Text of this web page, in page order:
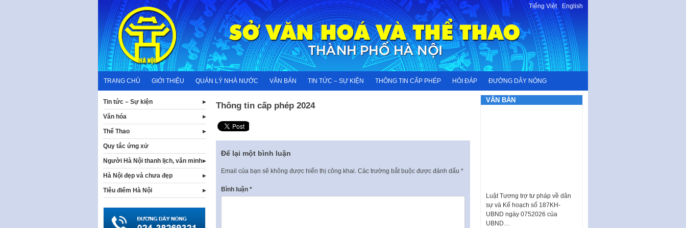
content
Tiếng Việt-English
TRANG CHỦ GIỚI THIỆU QUẢN LÝ NHÀ NƯỚC VĂN BẢN TIN TỨC – SỰ KIỆN THÔNG TIN CẤP PHÉP HỎI ĐÁP ĐƯỜNG DÂY NÓNG
Thông tin cấp phép 2024
Để lại một bình luận
Email của bạn sẽ không được hiển thị công khai. Các trường bắt buộc được đánh dấu *
Bình luận *
Tin tức – Sự kiện
Văn hóa
Thể Thao
Quy tắc ứng xử
Người Hà Nội thanh lịch, văn minh
Hà Nội đẹp và chưa đẹp
Tiêu điểm Hà Nội
VĂN BẢN
sự và Kế hoạch số 187KH-
UBND ngày 0752026 của
UBND…